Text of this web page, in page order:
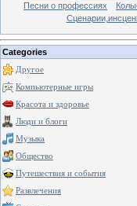
Песни о профессиях
Categories
Другое
Компьютерные игры
Красота и здоровье
Люди и блоги
Музыка
Общество
Путешествия и события
Развлечения